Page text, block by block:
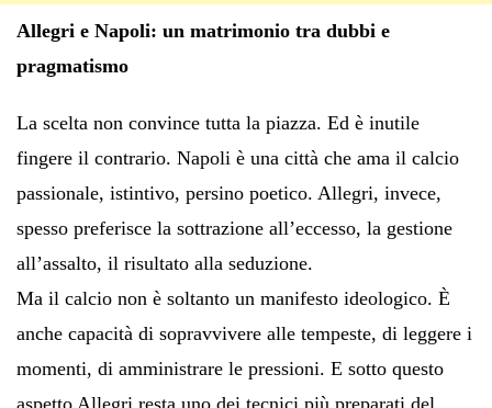
Allegri e Napoli: un matrimonio tra dubbi e
pragmatismo
La scelta non convince tutta la piazza. Ed è inutile
fingere il contrario. Napoli è una città che ama il calcio
passionale, istintivo, persino poetico. Allegri, invece,
spesso preferisce la sottrazione all’eccesso, la gestione
all’assalto, il risultato alla seduzione.
Ma il calcio non è soltanto un manifesto ideologico. È
anche capacità di sopravvivere alle tempeste, di leggere i
momenti, di amministrare le pressioni. E sotto questo
aspetto Allegri resta uno dei tecnici più preparati del